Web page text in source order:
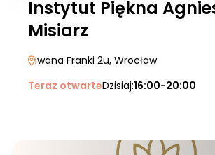
Instytut Piękna
Misiarz
Iwana Franki 2u, Wrocław
Teraz otwarteDzisiaj:16:00-20:00